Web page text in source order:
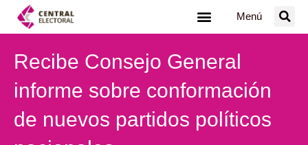
Menú
Recibe Consejo General
informe sobre conformación
de nuevos partidos políticos